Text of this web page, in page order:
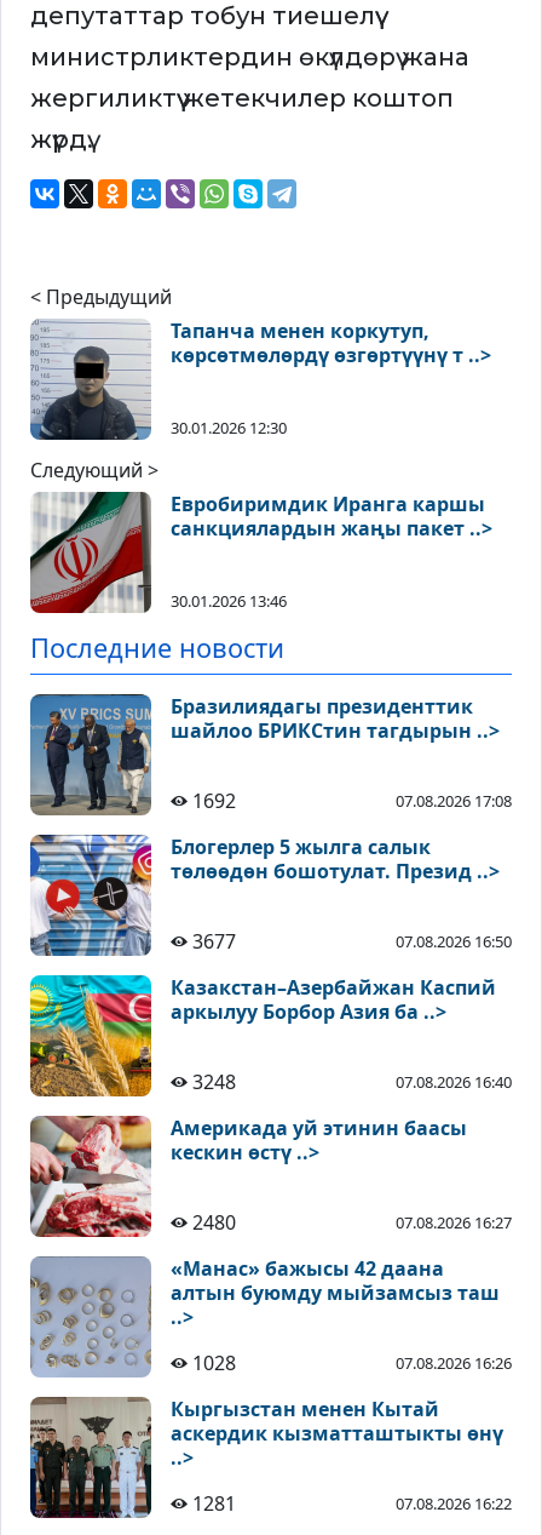
депутаттар тобун тиешелүү
министрликтердин өкүлдөрү жана
жергиликтүү жетекчилер коштоп
жүрдү.
< Предыдущий
Тапанча менен коркутуп,
көрсөтмөлөрдү өзгөртүүнү т ..>
30.01.2026 12:30
Следующий >
Евробиримдик Иранга каршы
санкциялардын жаңы пакет ..>
30.01.2026 13:46
Последние новости
Бразилиядагы президенттик
шайлоо БРИКСтин тагдырын ..>
1692 07.08.2026 17:08
Блогерлер 5 жылга салык
төлөөдөн бошотулат. Презид ..>
3677 07.08.2026 16:50
Казакстан–Азербайжан Каспий
аркылуу Борбор Азия ба ..>
3248 07.08.2026 16:40
Америкада уй этинин баасы
кескин өстү ..>
2480 07.08.2026 16:27
«Манас» бажысы 42 даана
алтын буюмду мыйзамсыз таш
..>
1028
07.08.2026 16:26
Кыргызстан менен Кытай
аскердик кызматташтыкты өнү
..>
1281
07.08.2026 16:22